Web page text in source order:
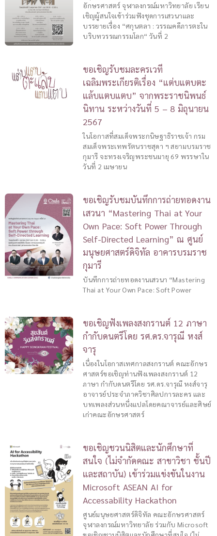
อักษรศาสตร์ จุฬาลงกรณ์มหาวิทยาลัย เรียน
เชิญผู้สนใจเข้าร่วมฟังชุดการเสวนาและ
บรรยายเรื่อง “ศกุนตลา : วรรณคดีภารตะใน
บริบทวรรณกรรมโลก“ วันที่ 2
ขอเชิญรับชมละครเวที
เฉลิมพระเกียรติเรื่อง “แต่บแตบตะ
แล้บแตบแตบ” จากพระราชนิพนธ์
นิทาน ระหว่างวันที่ 5 – 8 มิถุนายน
2567
ในโอกาสที่สมเด็จพระกนิษฐาธิราชเจ้า กรม
สมเด็จพระเทพรัตนราชสุดา ฯ สยามบรมราช
กุมารี จะทรงเจริญพระชนมายุ 69 พรรษาใน
วันที่ 2 เมษายน
ขอเชิญรับชมบันทึกการถ่ายทอดงาน
เสวนา “Mastering Thai at Your
Own Pace: Soft Power Through
Self-Directed Learning” ณ ศูนย์
มนุษยศาสตร์ดิจิทัล อาคารบรมราช
กุมารี
บันทึกการถ่ายทอดงานเสวนา “Mastering
Thai at Your Own Pace: Soft Power
ขอเชิญฟังเพลงสงกรานต์ 12 ภาษา
กำกับดนตรีโดย รศ.ดร.จารุณี หงส์
จารุ
เนื่องในโอกาสเทศกาลสงกรานต์ คณะอักษร
ศาสตร์ขอเชิญท่านฟังเพลงสงกรานต์ 12
ภาษา กำกับดนตรีโดย รศ.ดร.จารุณี หงส์จารุ
อาจารย์ประจำภาควิชาศิลปการละคร และ
บทเพลงส่วนหนึ่งแปลโดยคณาจารย์และศิษย์
เก่าคณะอักษรศาสตร์
ขอเชิญชวนนิสิตและนักศึกษาที่
สนใจ (ไม่จำกัดคณะ สาขาวิชา ชั้นปี
และสถาบัน) เข้าร่วมแข่งขันในงาน
Microsoft ASEAN AI for
Accessability Hackathon
ศูนย์มนุษยศาสตร์ดิจิทัล คณะอักษรศาสตร์
จุฬาลงกรณ์มหาวิทยาลัย ร่วมกับ Microsoft